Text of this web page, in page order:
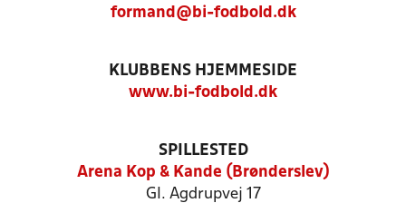
formand@bi-fodbold.dk
KLUBBENS HJEMMESIDE
www.bi-fodbold.dk
SPILLESTED
Arena Kop & Kande (Brønderslev)
Gl. Agdrupvej 17